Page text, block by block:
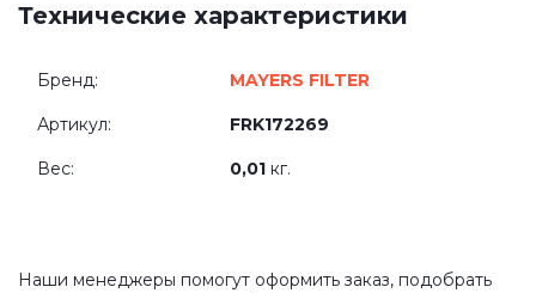
Технические характеристики
Бренд: MAYERS FILTER
Артикул: FRK172269
Вес: 0,01 кг.
Наши менеджеры помогут оформить заказ, подобрать